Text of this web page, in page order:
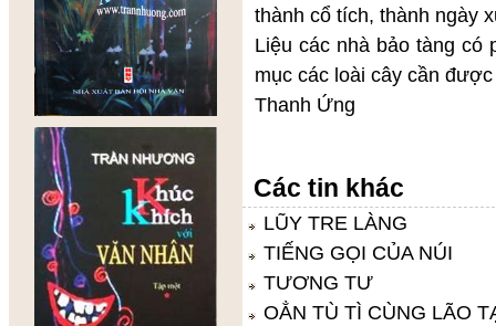
thành cổ tích, thành ngày
Liệu các nhà bảo tàng có
mục các loài cây cần
Thanh Ứng
Các tin khác
LŨY TRE LÀNG
TIẾNG GỌI CỦA NÚI
TƯƠNG TƯ
OẲN TÙ TÌ CÙNG LÃO